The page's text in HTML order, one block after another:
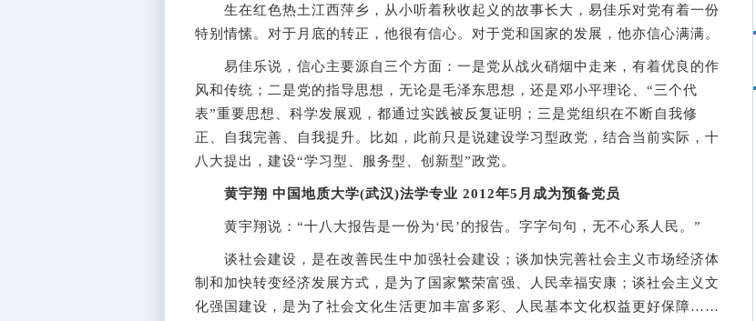
生在红色热土江西萍乡，从小听着秋收起义的故事长大，易佳乐对党有着一份
特别情愫。对于月底的转正，他很有信心。对于党和国家的发展，他亦信心满满。
易佳乐说，信心主要源自三个方面：一是党从战火硝烟中走来，有着优良的作
风和传统；二是党的指导思想，无论是毛泽东思想，还是邓小平理论、“三个代
表”重要思想、科学发展观，都通过实践被反复证明；三是党组织在不断自我修
正、自我完善、自我提升。比如，此前只是说建设学习型政党，结合当前实际，十
八大提出，建设“学习型、服务型、创新型”政党。
黄宇翔 中国地质大学(武汉)法学专业 2012年5月成为预备党员
黄宇翔说：“十八大报告是一份为‘民’的报告。字字句句，无不心系人民。”
谈社会建设，是在改善民生中加强社会建设；谈加快完善社会主义市场经济体
制和加快转变经济发展方式，是为了国家繁荣富强、人民幸福安康；谈社会主义文
化强国建设，是为了社会文化生活更加丰富多彩、人民基本文化权益更好保障……